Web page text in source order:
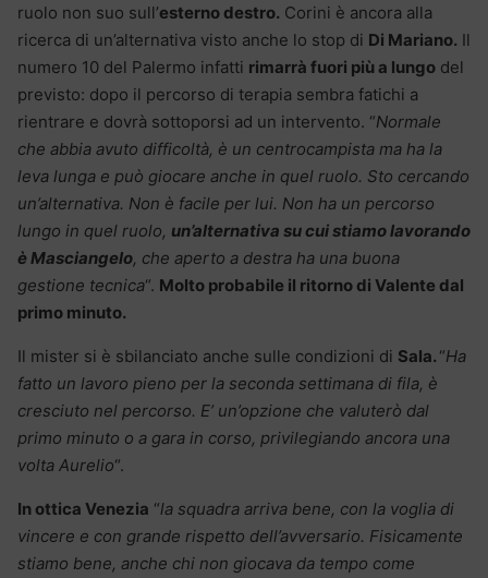
ruolo non suo sull’esterno destro. Corini è ancora alla
ricerca di un’alternativa visto anche lo stop di Di Mariano. Il
numero 10 del Palermo infatti rimarrà fuori più a lungo del
previsto: dopo il percorso di terapia sembra fatichi a
rientrare e dovrà sottoporsi ad un intervento. “Normale
che abbia avuto difficoltà, è un centrocampista ma ha la
leva lunga e può giocare anche in quel ruolo. Sto cercando
un’alternativa. Non è facile per lui. Non ha un percorso
lungo in quel ruolo, un’alternativa su cui stiamo lavorando
è Masciangelo, che aperto a destra ha una buona
gestione tecnica“. Molto probabile il ritorno di Valente dal
primo minuto.
Il mister si è sbilanciato anche sulle condizioni di Sala. “Ha
fatto un lavoro pieno per la seconda settimana di fila, è
cresciuto nel percorso. E’ un’opzione che valuterò dal
primo minuto o a gara in corso, privilegiando ancora una
volta Aurelio“.
In ottica Venezia “la squadra arriva bene, con la voglia di
vincere e con grande rispetto dell’avversario. Fisicamente
stiamo bene, anche chi non giocava da tempo come